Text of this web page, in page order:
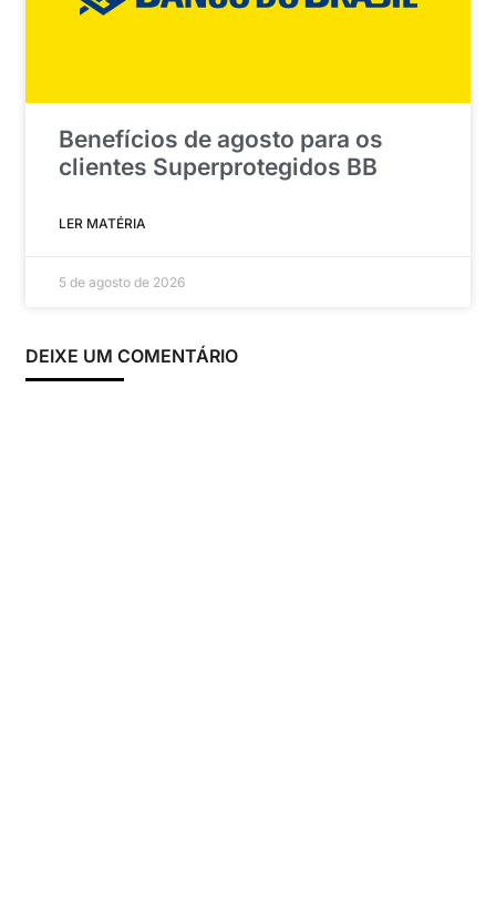
Benefícios de agosto para os
clientes Superprotegidos BB
LER MATÉRIA
5 de agosto de 2026
DEIXE UM COMENTÁRIO